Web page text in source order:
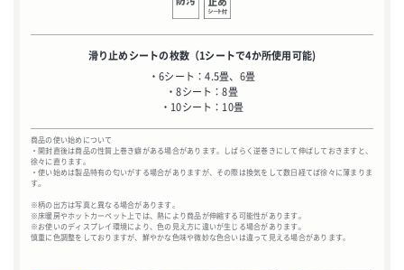
滑り止めシートの枚数 （1シートで4か所使用可能)
・6シート：4.5畳、6畳
・8シート：8畳
・10シート：10畳
商品の使い始めについて
・開封直後は商品の性質上巻き癖がある場合があります。しばらく逆巻きにして伸ばしておきますと、
徐々に直ります。
・使い始めは製品特有の匂いがする場合がありますが、その際は換気をして数日経てば徐々に薄まりま
す。
※柄の出方は写真と異なる場合があります。
※床暖房やホットカーペット上では、熱により商品が伸縮する可能性があります。
※お使いのディスプレイ環境により、色の見え方に違いが生じる場合があります。
慎重に色調整をしておりますが、鮮やかな色味や微妙な色合いは違って見える場合があります。